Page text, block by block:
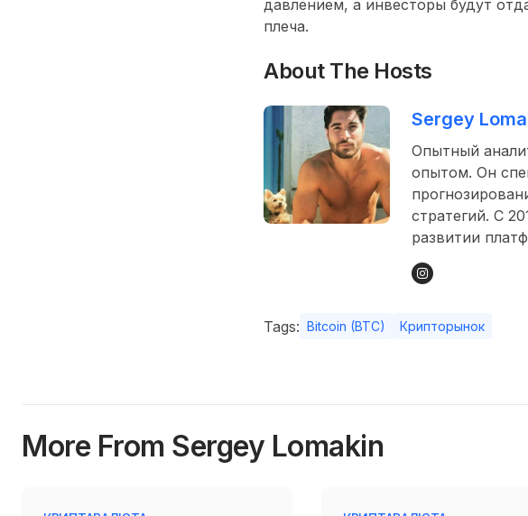
давлением, а инвесторы будут
плеча.
About The Hosts
Sergey
Опытный
опытом. Он
стратегий. С
развитии
Tags: Bitcoin (BTC) Крипторынок
More From Sergey Lomakin